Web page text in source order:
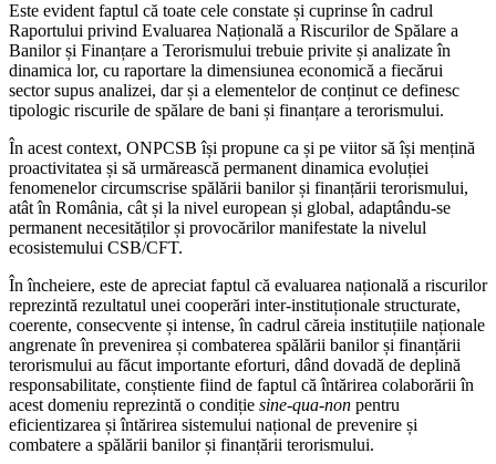
Este evident faptul că toate cele constate și cuprinse în cadrul
Raportului privind Evaluarea Națională a Riscurilor de Spălare a
Banilor și Finanțare a Terorismului trebuie privite și analizate în
dinamica lor, cu raportare la dimensiunea economică a fiecărui
sector supus analizei, dar și a elementelor de conținut ce definesc
tipologic riscurile de spălare de bani și finanțare a terorismului.
În acest context, ONPCSB își propune ca și pe viitor să își mențină
proactivitatea și să urmărească permanent dinamica evoluției
fenomenelor circumscrise spălării banilor și finanțării terorismului,
atât în România, cât și la nivel european și global, adaptându-se
permanent necesităților și provocărilor manifestate la nivelul
ecosistemului CSB/CFT.
În încheiere, este de apreciat faptul că evaluarea națională a riscurilor
reprezintă rezultatul unei cooperări inter-instituționale structurate,
coerente, consecvente și intense, în cadrul căreia instituțiile naționale
angrenate în prevenirea și combaterea spălării banilor și finanțării
terorismului au făcut importante eforturi, dând dovadă de deplină
responsabilitate, conștiente fiind de faptul că întărirea colaborării în
acest domeniu reprezintă o condiție sine-qua-non pentru
eficientizarea și întărirea sistemului național de prevenire și
combatere a spălării banilor și finanțării terorismului.